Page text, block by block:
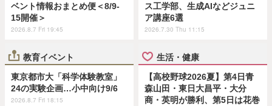
ベント情報おまとめ便＜8/9-
15開催＞
2026.8.7 Fri 19:45
ス工学部、生成AIなどジュニ
ア講座6選
2026.7.30 Thu 11:15
教育イベント
東京都市大「科学体験教室」
24の実験企画…小中向け9/6
2026.8.7 Fri 18:15
生活・健康
【高校野球2026夏】第4日青
森山田・東日大昌平・大分
商・英明が勝利、第5日は花巻